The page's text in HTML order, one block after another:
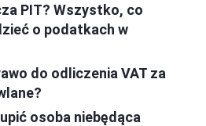
PIT? Wszystko, co
o podatkach w
do odliczenia VAT za
osoba niebędąca